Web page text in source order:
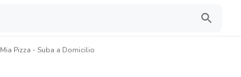
Mia Pizza - Suba a Domicilio